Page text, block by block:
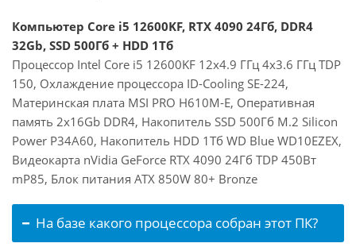
Компьютер Core i5 12600KF, RTX 4090 24Гб, DDR4
32Gb, SSD 500Гб + HDD 1Тб
Процессор Intel Core i5 12600KF 12x4.9 ГГц 4x3.6 ГГц TDP
150, Охлаждение процессора ID-Cooling SE-224,
Материнская плата MSI PRO H610M-E, Оперативная
память 2x16Gb DDR4, Накопитель SSD 500Гб M.2 Silicon
Power P34A60, Накопитель HDD 1Тб WD Blue WD10EZEX,
Видеокарта nVidia GeForce RTX 4090 24Гб TDP 450Вт
mP85, Блок питания ATX 850W 80+ Bronze
На базе какого процессора собран этот ПК?